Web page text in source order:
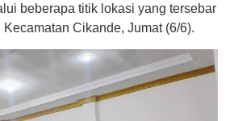
beberapa titik lokasi yang tersebar
Cikande, Jumat (6/6).